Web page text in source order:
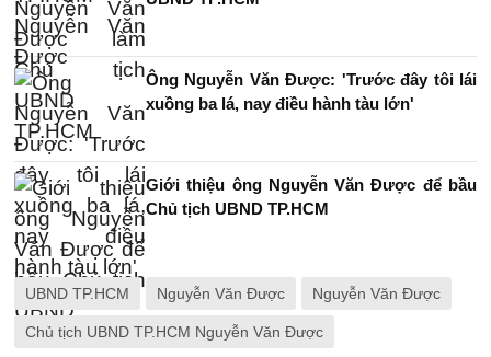
Ông Nguyễn Văn Được: 'Trước đây tôi lái
xuồng ba lá, nay điều hành tàu lớn'
Giới thiệu ông Nguyễn Văn Được để bầu
Chủ tịch UBND TP.HCM
UBND TP.HCM Nguyễn Văn Được Nguyễn Văn Được
Chủ tịch UBND TP.HCM Nguyễn Văn Được